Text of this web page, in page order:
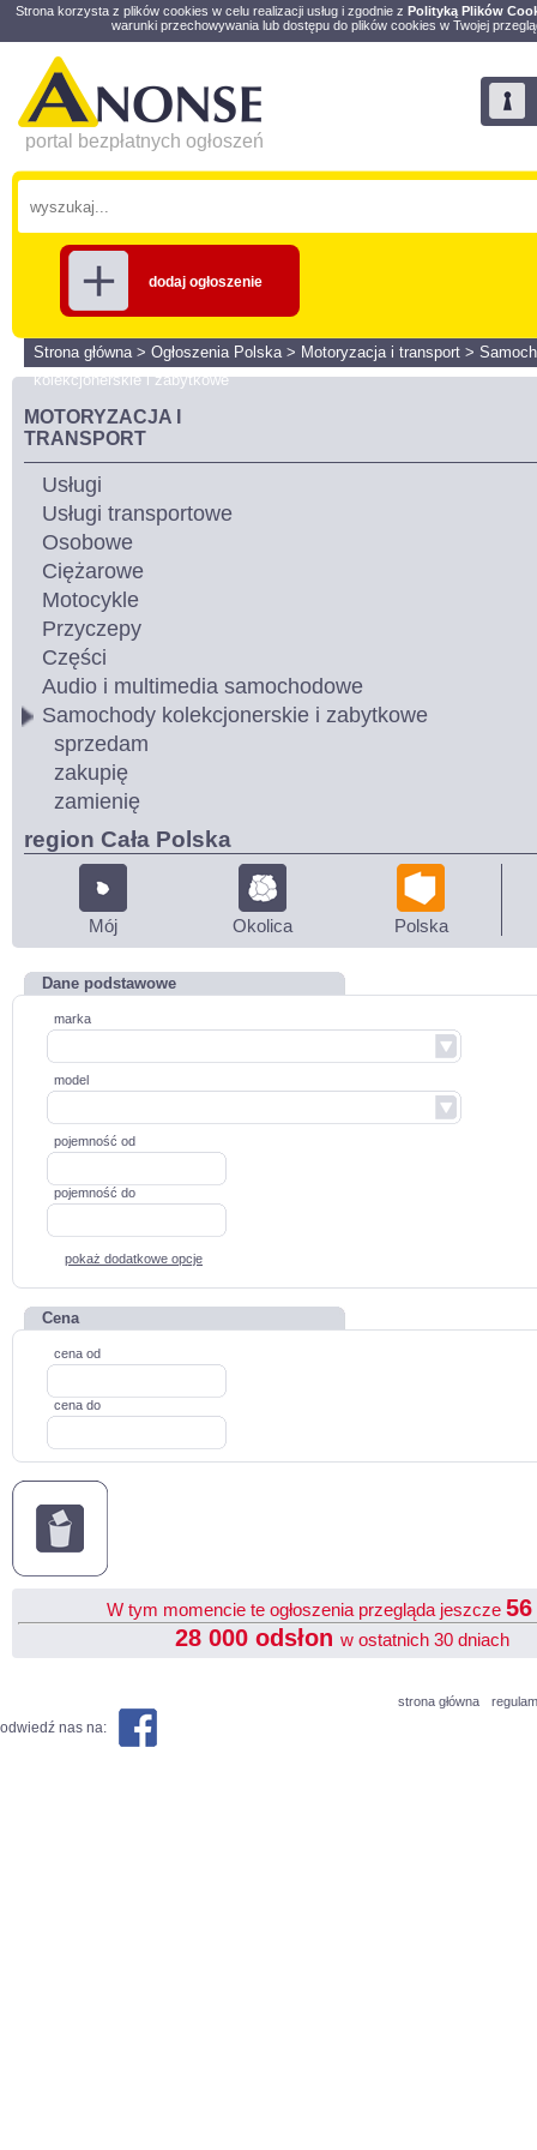
Strona korzysta z plików cookies w celu realizacji usług i zgodnie z Polityką Plików
warunki przechowywania lub dostępu do plików cookies w Twojej
portal bezpłatnych ogłoszeń
dodaj ogłoszenie
Strona główna> Ogłoszenia Polska> Motoryzacja i transport >
kolekcjonerskie i zabytkowe
MOTORYZACJA I
TRANSPORT
Usługi
Usługi transportowe
Osobowe
Ciężarowe
Motocykle
Przyczepy
Części
Audio i multimedia samochodowe
Samochody kolekcjonerskie i zabytkowe
sprzedam
zakupię
zamienię
region Cała Polska
Mój Okolica Polska
Dane podstawowe
marka
model
pojemność od
pojemność do
pokaż dodatkowe opcje
Cena
cena od
cena do
W tym momencie te ogłoszenia przegląda jeszcze
28 000 odsłon w ostatnich 30 dniach
strona główna
odwiedź nas na: